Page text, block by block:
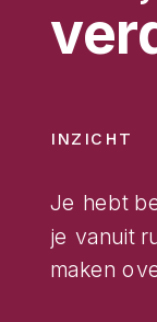
INZICHT
Je hebt
je vanuit
maken